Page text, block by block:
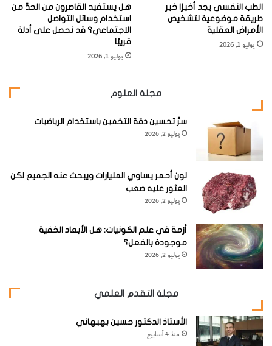
د
م
س
ي
ف
ي
ا
ل
ن
ة
الطب النفسي يجد أخيرًا خير
طريقة موضوعية لتشخيص
الأمراض العقلية
يوليو 1, 2026
هل يستفيد القاصرون من الحدِّ من
استخدام وسائل التواصل
الاجتماعي؟ قد نحصل على أدلة
قريبًا
يوليو 1, 2026
مجلة العلوم
سرُّ تحسين دقة التخمين باستخدام الرياضيات
يوليو 2, 2026
لون أحمر يساوي المليارات ويبحث عنه الجميع لكن
العثور عليه صعب
يوليو 2, 2026
أزمة في علم الكونيات: هل الأبعاد الخفية
موجودة بالفعل؟
يوليو 2, 2026
مجلة التقدم العلمي
الأستاذ الدكتور حسين بهبهاني
منذ 4 أسابيع